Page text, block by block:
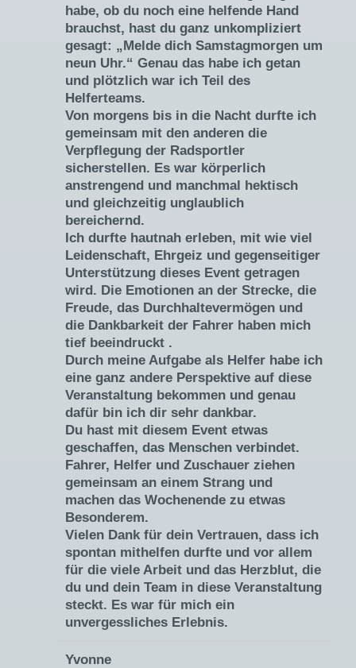
habe, ob du noch eine helfende Hand
brauchst, hast du ganz unkompliziert
gesagt: „Melde dich Samstagmorgen um
neun Uhr.“ Genau das habe ich getan
und plötzlich war ich Teil des
Helferteams.
Von morgens bis in die Nacht durfte ich
gemeinsam mit den anderen die
Verpflegung der Radsportler
sicherstellen. Es war körperlich
anstrengend und manchmal hektisch
und gleichzeitig unglaublich
bereichernd.
Ich durfte hautnah erleben, mit wie viel
Leidenschaft, Ehrgeiz und gegenseitiger
Unterstützung dieses Event getragen
wird. Die Emotionen an der Strecke, die
Freude, das Durchhaltevermögen und
die Dankbarkeit der Fahrer haben mich
tief beeindruckt .
Durch meine Aufgabe als Helfer habe ich
eine ganz andere Perspektive auf diese
Veranstaltung bekommen und genau
dafür bin ich dir sehr dankbar.
Du hast mit diesem Event etwas
geschaffen, das Menschen verbindet.
Fahrer, Helfer und Zuschauer ziehen
gemeinsam an einem Strang und
machen das Wochenende zu etwas
Besonderem.
Vielen Dank für dein Vertrauen, dass ich
spontan mithelfen durfte und vor allem
für die viele Arbeit und das Herzblut, die
du und dein Team in diese Veranstaltung
steckt. Es war für mich ein
unvergessliches Erlebnis.
Yvonne